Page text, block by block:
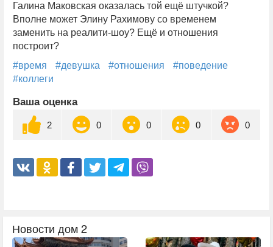
Галина Маковская оказалась той ещё штучкой?
Вполне может Элину Рахимову со временем
заменить на реалити-шоу? Ещё и отношения
построит?
#время
#девушка #отношения
#поведение
#коллеги
Ваша оценка
2 0 0 0 0
Новости дом 2